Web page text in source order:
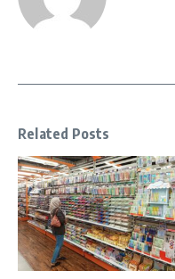
Related Posts